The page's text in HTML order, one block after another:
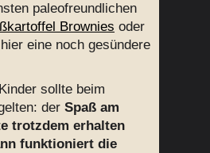
paleofreundlichen
Brownies oder
eine noch gesündere
sollte beim
der Spaß am
trotzdem erhalten
funktioniert die